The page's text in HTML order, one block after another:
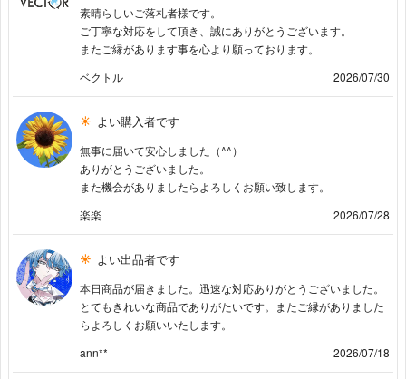
素晴らしいご落札者様です。
ご丁寧な対応をして頂き、誠にありがとうございます。
またご縁があります事を心より願っております。
ベクトル
2026/07/30
よい購入者です
無事に届いて安心しました（^^）
ありがとうございました。
また機会がありましたらよろしくお願い致します。
楽楽
2026/07/28
よい出品者です
本日商品が届きました。迅速な対応ありがとうございました。
とてもきれいな商品でありがたいです。またご縁がありました
らよろしくお願いいたします。
ann**
2026/07/18